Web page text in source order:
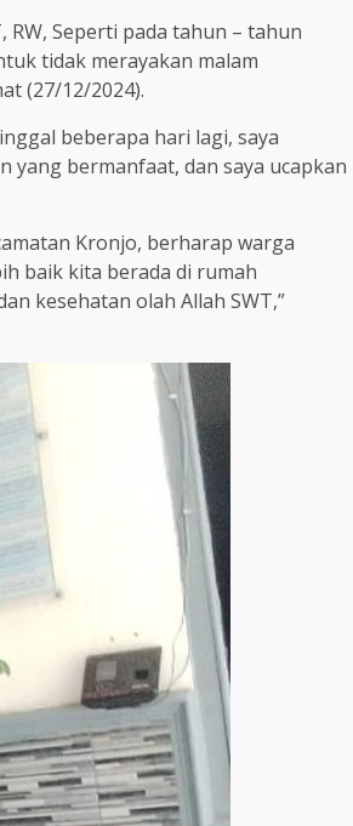
RW, Seperti pada tahun – tahun
tidak merayakan malam
(27/12/2024).
beberapa hari lagi, saya
bermanfaat, dan saya ucapkan
Kronjo, berharap warga
baik kita berada di rumah
kesehatan olah Allah SWT,”